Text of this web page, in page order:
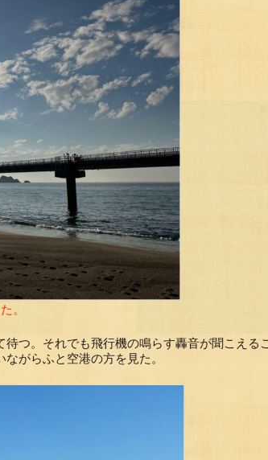
。
つ。それでも飛行機の鳴らす轟音が聞こえるこ
がらふと空港の方を見た。